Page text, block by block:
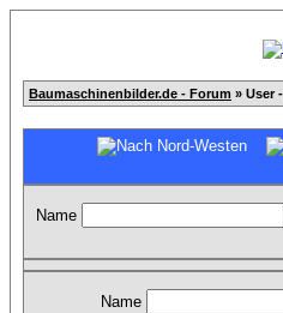
Baumaschinenbilder.de - Forum » User
Name
Name